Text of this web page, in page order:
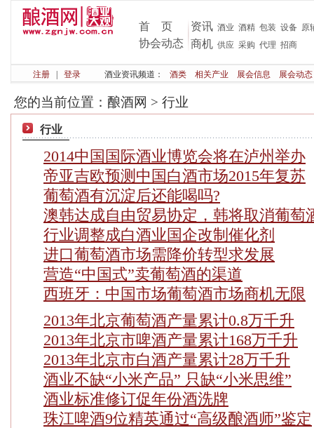
首 页
协会动态
资讯 酒业 酒精 包装 设备 原
商机 供应 采购 代理 招商
注册 登录 酒业资讯频道： 酒类 相关产业 展会信息 展会动态
您的当前位置： 酿酒网 > 行业
行业
2014中国国际酒业博览会将在泸州举办
帝亚吉欧预测中国白酒市场2015年复苏
葡萄酒有沉淀后还能喝吗?
澳韩达成自由贸易协定，韩将取消葡萄
行业调整成白酒业国企改制催化剂
进口葡萄酒市场需降价转型求发展
营造“中国式”卖葡萄酒的渠道
西班牙：中国市场葡萄酒市场商机无限
2013年北京葡萄酒产量累计0.8万千升
2013年北京市啤酒产量累计168万千升
2013年北京市白酒产量累计28万千升
酒业不缺“小米产品” 只缺“小米思维”
酒业标准修订促年份酒洗牌
珠江啤酒9位精英通过“高级酿酒师”鉴定